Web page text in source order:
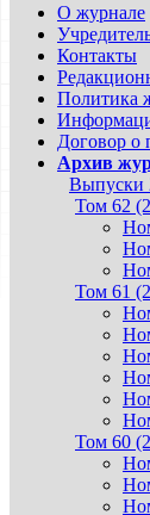
О журнале
Контакты
Политика
Договор о
Архив
Выпуски
Том 62
Том 61
Том 60